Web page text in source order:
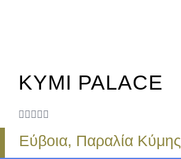
KYMI PALACE

Εύβοια, Παραλία Κύμης